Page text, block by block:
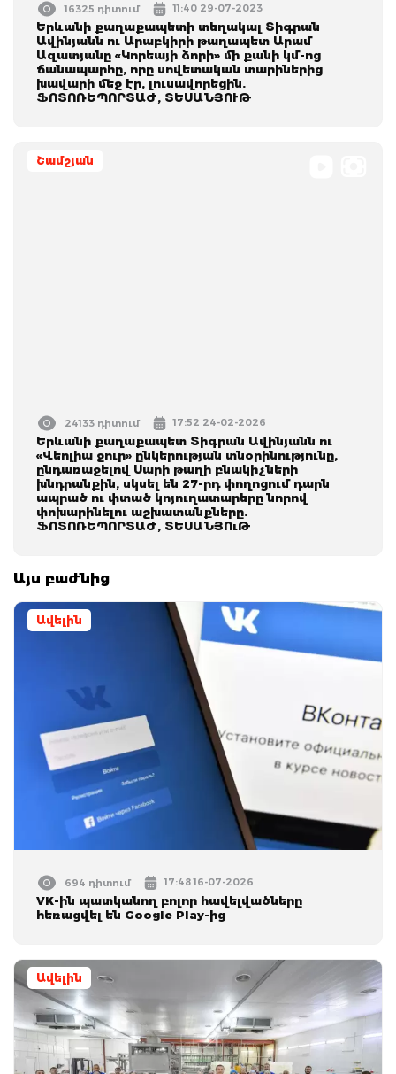
16325 դիտում 11:40 29-07-2023
Երևանի քաղաքապետի տեղակալ Տիգրան
Ավինյանն ու Արաբկիրի թաղապետ Արամ
Ազատյանը «Կորեայի ձորի» մի քանի կմ-ոց
ճանապարհը, որը սովետական տարիներից
խավարի մեջ էր, լուսավորեցին.
ՖՈՏՈՌԵՊՈՐՏԱԺ, ՏԵՍԱՆՅՈՒԹ
Շամշյան
24133 դիտում 17:52 24-02-2026
Երևանի քաղաքապետ Տիգրան Ավինյանն ու
«Վեոլիա ջուր» ընկերության տնօրինությունը,
ընդառաջելով Սարի թաղի բնակիչների
խնդրանքին, սկսել են 27-րդ փողոցում դարն
ապրած ու փտած կոյուղատարերը նորով
փոխարինելու աշխատանքները.
ՖՈՏՈՌԵՊՈՐՏԱԺ, ՏԵՍԱՆՅՈւԹ
Այս բաժնից
Ավելին
694 դիտում 17:48 16-07-2026
VK-ին պատկանող բոլոր հավելվածները
հեռացվել են Google Play-ից
Ավելին